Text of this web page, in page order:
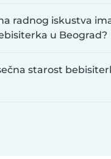
radnog iskustva
u Beograd?
starost